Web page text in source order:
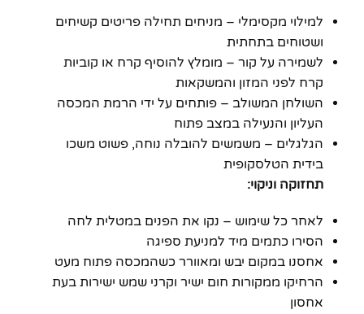
למילוי מקסימלי – מניחים תחילה פריטים קשיחים
ושטוחים בתחתית
לשמירה על קור – מומלץ להוסיף קרח או קוביות
קרח לפני המזון והמשקאות
השולחן המשולב – פותחים על ידי הרמת המכסה
העליון והנעילה במצב פתוח
הגלגלים – משמשים להובלה נוחה, פשוט משכו
בידית הטלסקופית
תחזוקה וניקוי:
לאחר כל שימוש – נקו את הפנים במטלית לחה
הסירו כתמים מיד למניעת ספיגה
אחסנו במקום יבש ומאוורר כשהמכסה פתוח מעט
הרחיקו ממקורות חום ישיר וקרני שמש ישירות בעת
אחסון